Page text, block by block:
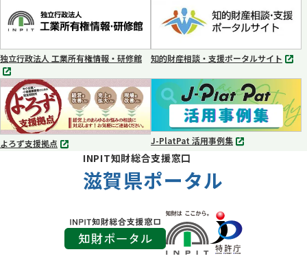
ブ
で
く
ブ
で
開
く
独立行政法人 工業所有権情報・研修館
別
タ
ブ
で
知的財産相談・支援ポータルサイト
別
タ
開
く
よろず支援拠点
別
J-PlatPat 活用事例集
別
INPIT知財総合支援窓口
滋賀県ポータル